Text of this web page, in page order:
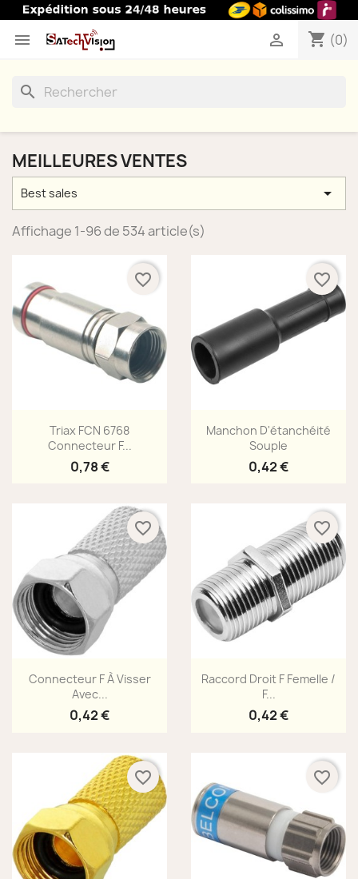
 shopping_cart (0)

search
MEILLEURES VENTES
Best sales 
Affichage 1-96 de 534 article(s)
Aperçu rapide
Triax FCN 6768
Connecteur F...
0,78 €
favorite_border
Aperçu rapide
Manchon D'étanchéité
Souple
0,42 €
favorite_border
Aperçu rapide
Connecteur F À Visser
Avec...
0,42 €
favorite_border
Aperçu rapide
Raccord Droit F Femelle /
F...
0,42 €
favorite_border
favorite_border favorite_border